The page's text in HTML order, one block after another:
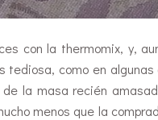
con la thermomix, y,
como en
la masa recién
menos que la